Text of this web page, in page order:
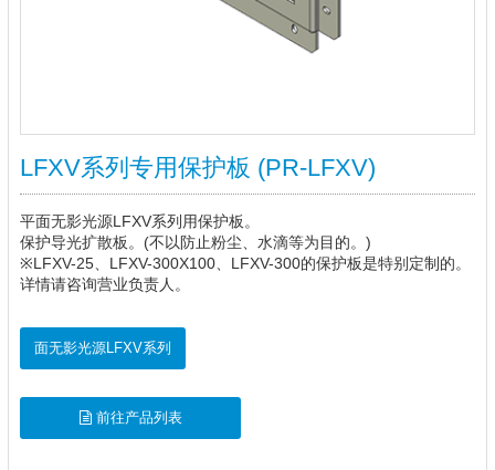
LFXV系列专用保护板 (PR-LFXV)
平面无影光源LFXV系列 用保护板。
保护导光扩散板。(不以防止粉尘、水滴等为目的。)
※LFXV-25、LFXV-300X100、LFXV-300的保护板是特别定制的。
详情请咨询营业负责人。
面无影光源LFXV系列
前往产品列表